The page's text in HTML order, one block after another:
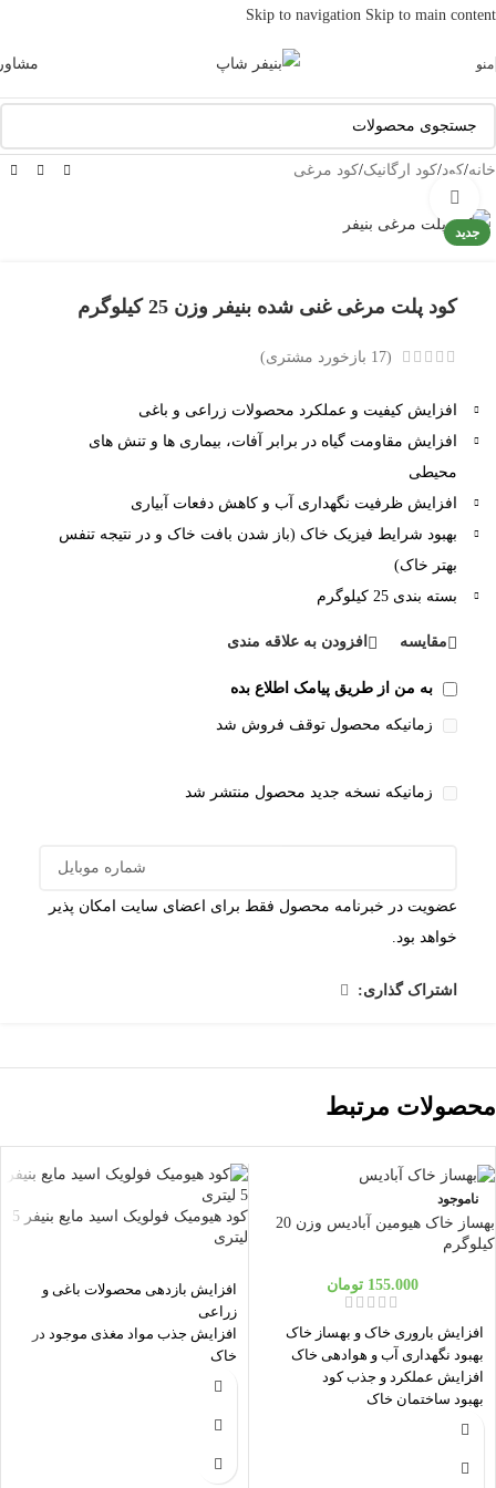
Skip to navigation Skip to main content
منو
خانه/کود/کود ارگانیک/کود مرغی
جدید
کود پلت مرغی غنی شده بنیفر وزن 25 کیلوگرم
(
17 بازخورد مشتری)
افزایش کیفیت و عملکرد محصولات زراعی و باغی
افزایش مقاومت گیاه در برابر آفات، بیماری ها و تنش های
محیطی
افزایش ظرفیت نگهداری آب و کاهش دفعات آبیاری
بهبود شرایط فیزیک خاک (باز شدن بافت خاک و در نتیجه تنفس
بهتر خاک)
بسته بندی 25 کیلوگرم
مقایسه افزودن به علاقه مندی
به من از طریق پیامک اطلاع بده
زمانیکه محصول توقف فروش شد
زمانیکه نسخه جدید محصول منتشر شد
عضویت در خبرنامه محصول فقط برای اعضای سایت امکان پذیر
خواهد بود.
اشتراک گذاری:
محصولات مرتبط
ناموجود
بهساز خاک هیومین آبادیس وزن 20
کیلوگرم
155.000 تومان
افزایش باروری خاک و بهساز خاک
بهبود نگهداری آب و هوادهی خاک
افزایش عملکرد و جذب کود
بهبود ساختمان خاک
کمک به کاهش شوری خاک
خاک
کود هیومیک فولویک اسید مایع بنیفر 5
لیتری
افزایش بازدهی محصولات باغی و
زراعی
افزایش جذب مواد مغذی موجود در
خاک
کمک به گیاه برای مقابله با کم آبی ،
افزایش سرعت جوانه زنی و جلوگیری
افزایش مقدار ریشه گیاهان و درختان